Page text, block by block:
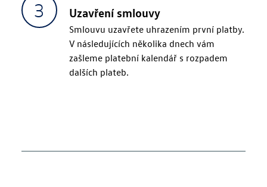
Uzavření smlouvy
Smlouvu uzavřete uhrazením první platby.
V následujících několika dnech vám
zašleme platební kalendář s rozpadem
dalších plateb.